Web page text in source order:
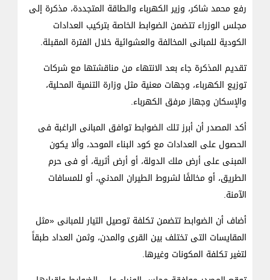
رفع محمد شاكر، وزير الكهرباء والطاقة المتجددة، مذكرة إلى
مجلس الوزراء تتضمن الضوابط الخاصة بتركيب العدادات
الكودية للمبانى المخالفة والعشوائية خلال الفترة المقبلة.
تقديم المذكرة جاء بعد الانتهاء من مناقشتها مع شركات
توزيع الكهرباء، وجهات معنية مثل وزارة التنمية المحلية،
والإسكان وجهاز مرفق الكهرباء.
أكد المصدر أن أبرز تلك الضوابط توافق المبانى الراغبة فى
الحصول على العدادات مع كود البناء الموحد، وألا يكون
المبنى على أرض ملك الدولة، أو أرض أثرية، أو فى حرم
الطريق، أو مخالفًا لشروط الطيران المدني، أو للمسافات
الآمنة.
أضاف أن الضوابط تتضمن تكلفة توصيل التيار للمبانى «مثل
المقايسات التى تختلف بين القرى والمدن، وثمن العداد طبقاً
لتغير تكلفة المكونات وغيرها.